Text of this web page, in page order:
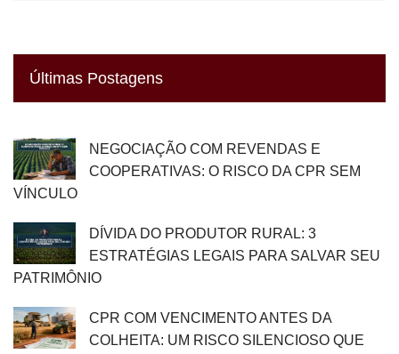
Últimas Postagens
NEGOCIAÇÃO COM REVENDAS E
COOPERATIVAS: O RISCO DA CPR SEM
VÍNCULO
DÍVIDA DO PRODUTOR RURAL: 3
ESTRATÉGIAS LEGAIS PARA SALVAR SEU
PATRIMÔNIO
CPR COM VENCIMENTO ANTES DA
COLHEITA: UM RISCO SILENCIOSO QUE